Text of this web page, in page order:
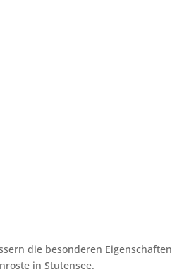
die besonderen Eigenschaften
in Stutensee.